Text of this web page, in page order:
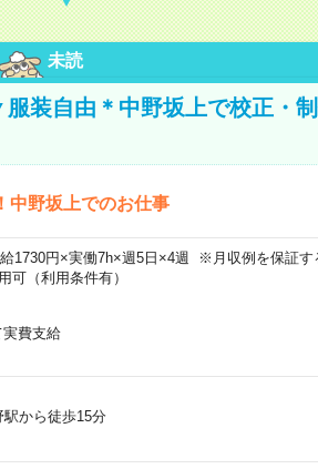
未読
装自由＊中野坂上で校正・
中野坂上でのお仕事
1730円×実働7h×週5日×4週 ※月収例を保証す
（利用条件有）
費支給
駅から徒歩15分